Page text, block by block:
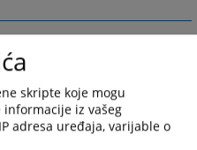
skripte koje mogu
iz vašeg
adresa uređaja, varijable o